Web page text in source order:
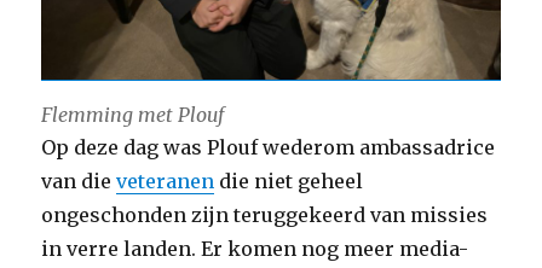
Flemming met Plouf
Op deze dag was Plouf wederom ambassadrice
van dieveteranen die niet geheel
ongeschonden zijn teruggekeerd van missies
in verre landen. Er komen nog meer media-